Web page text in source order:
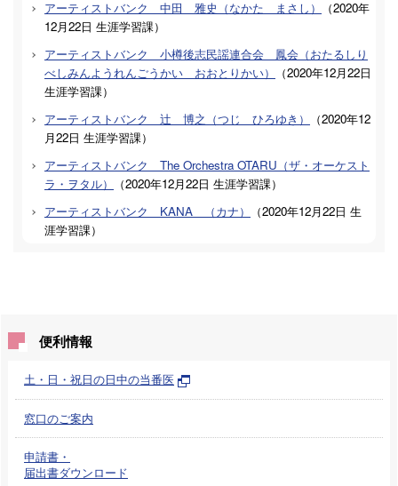
アーティストバンク 中田 雅史（なかた まさし）
（2020年
12月22日 生涯学習課）
アーティストバンク 小樽後志民謡連合会 鳳会（おたるしり
べしみんようれんごうかい おおとりかい）
（2020年12月22日
生涯学習課）
アーティストバンク 辻 博之（つじ ひろゆき）
（2020年12
月22日 生涯学習課）
アーティストバンク The Orchestra OTARU（ザ・オーケスト
ラ・ヲタル）
（2020年12月22日 生涯学習課）
アーティストバンク KANA （カナ）
（2020年12月22日 生
涯学習課）
便利情報
土・日・祝日の日中の当番医
窓口のご案内
申請書・
届出書ダウンロード